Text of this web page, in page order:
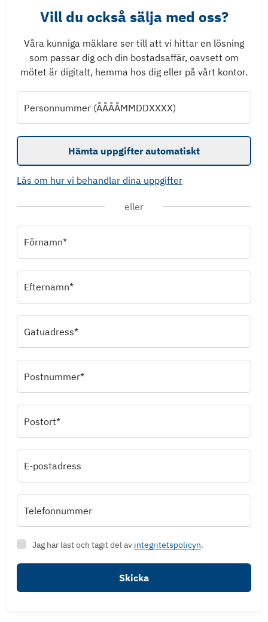
Vill du också sälja med oss?
Våra kunniga mäklare ser till att vi hittar en lösning
som passar dig och din bostadsaffär, oavsett om
mötet är digitalt, hemma hos dig eller på vårt kontor.
Personnummer (ÅÅÅÅMMDDXXXX)
Hämta uppgifter automatiskt
Läs om hur vi behandlar dina uppgifter
eller
Förnamn*
Efternamn*
Gatuadress*
Postnummer*
Postort*
E-postadress
Telefonnummer
Jag har läst och tagit del av integritetspolicyn.
Skicka